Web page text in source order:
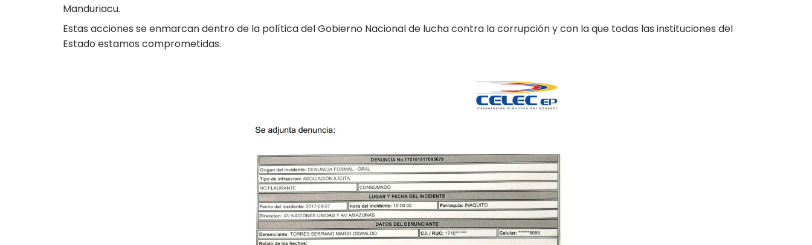
Manduriacu.
Estas acciones se enmarcan dentro de la política del Gobierno Nacional de lucha contra la corrupción y con la que todas las instituciones del
Estado estamos comprometidas.